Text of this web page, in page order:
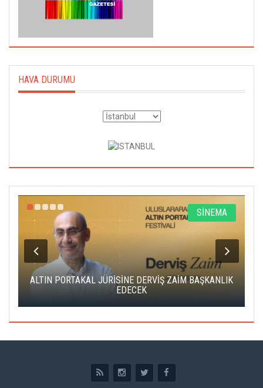
HAVA DURUMU
SİNEMA
ALTIN PORTAKAL JÜRİSİNE DERVİŞ ZAİM BAŞKANLIK
EDECEK